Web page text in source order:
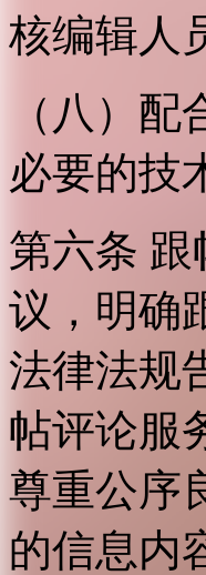
核编辑人
（八）
必要的技
第六条
议，明确
法律法规
帖评论服
尊重公序
的信息内